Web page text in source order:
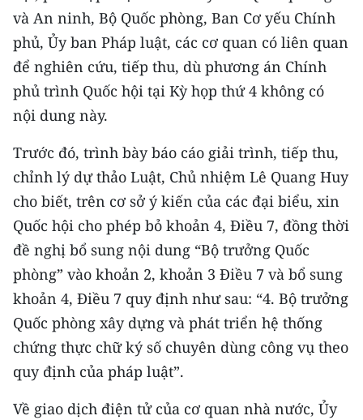
và An ninh, Bộ Quốc phòng, Ban Cơ yếu Chính
phủ, Ủy ban Pháp luật, các cơ quan có liên quan
để nghiên cứu, tiếp thu, dù phương án Chính
phủ trình Quốc hội tại Kỳ họp thứ 4 không có
nội dung này.
Trước đó, trình bày báo cáo giải trình, tiếp thu,
chỉnh lý dự thảo Luật, Chủ nhiệm Lê Quang Huy
cho biết, trên cơ sở ý kiến của các đại biểu, xin
Quốc hội cho phép bỏ khoản 4, Điều 7, đồng thời
đề nghị bổ sung nội dung “Bộ trưởng Quốc
phòng” vào khoản 2, khoản 3 Điều 7 và bổ sung
khoản 4, Điều 7 quy định như sau: “4. Bộ trưởng
Quốc phòng xây dựng và phát triển hệ thống
chứng thực chữ ký số chuyên dùng công vụ theo
quy định của pháp luật”.
Về giao dịch điện tử của cơ quan nhà nước, Ủy